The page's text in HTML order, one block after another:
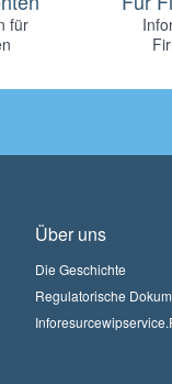
für
Über uns
Die Geschichte
Regulatorische